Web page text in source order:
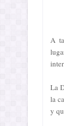
A
La
la
y